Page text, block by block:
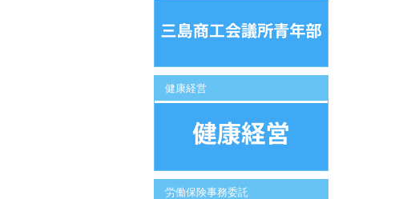
健康経営
労働保険事務委託